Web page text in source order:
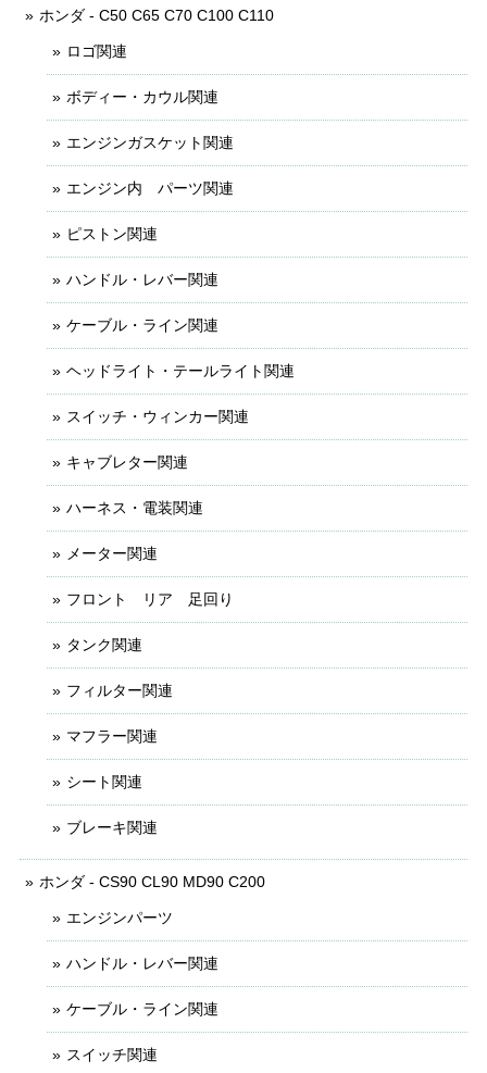
ホンダ - C50 C65 C70 C100 C110
ロゴ関連
ボディー・カウル関連
エンジンガスケット関連
エンジン内 パーツ関連
ピストン関連
ハンドル・レバー関連
ケーブル・ライン関連
ヘッドライト・テールライト関連
スイッチ・ウィンカー関連
キャブレター関連
ハーネス・電装関連
メーター関連
フロント リア 足回り
タンク関連
フィルター関連
マフラー関連
シート関連
ブレーキ関連
ホンダ - CS90 CL90 MD90 C200
エンジンパーツ
ハンドル・レバー関連
ケーブル・ライン関連
スイッチ関連